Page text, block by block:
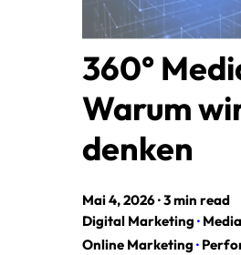
360°
Warum
denken
Mai 4, 2026·3 min read
Digital Marketing ·
Online Marketing ·